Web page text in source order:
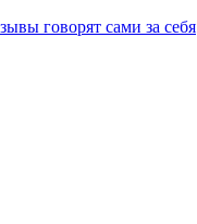
говорят сами за себя